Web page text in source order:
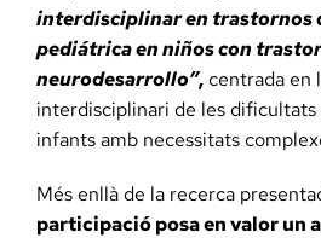
interdisciplinar en trastornos
pediátrica en niños con
neurodesarrollo”,centrada en
interdisciplinari de les dificultats
infants amb necessitats
Més enllà de la recerca
participació posa en valor un